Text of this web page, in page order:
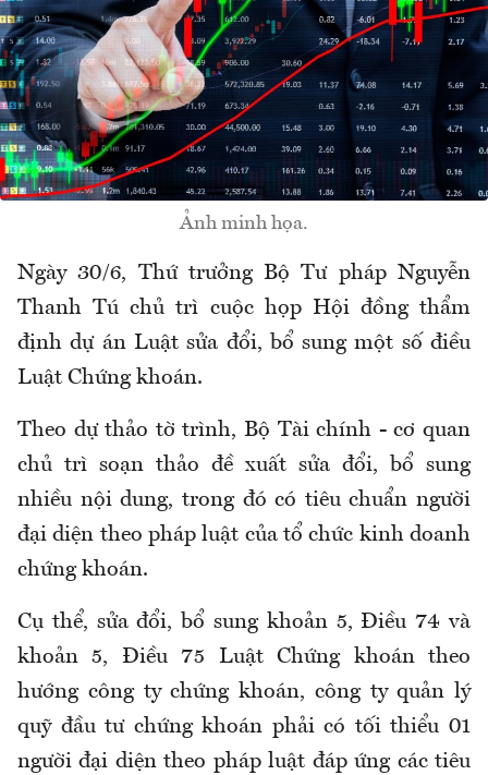
Ảnh minh họa.
Ngày 30/6, Thứ trưởng Bộ Tư pháp Nguyễn
Thanh Tú chủ trì cuộc họp Hội đồng thẩm
định dự án Luật sửa đổi, bổ sung một số điều
Luật Chứng khoán.
Theo dự thảo tờ trình, Bộ Tài chính - cơ quan
chủ trì soạn thảo đề xuất sửa đổi, bổ sung
nhiều nội dung, trong đó có tiêu chuẩn người
đại diện theo pháp luật của tổ chức kinh doanh
chứng khoán.
Cụ thể, sửa đổi, bổ sung khoản 5, Điều 74 và
khoản 5, Điều 75 Luật Chứng khoán theo
hướng công ty chứng khoán, công ty quản lý
quỹ đầu tư chứng khoán phải có tối thiểu 01
người đại diện theo pháp luật đáp ứng các tiêu